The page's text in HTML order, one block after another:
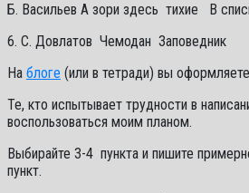
Б. Васильев А зори здесь тихие В
6. С. Довлатов Чемодан Заповедник
На блоге (или в тетради) вы
Те, кто испытывает трудности в
воспользоваться моим планом.
Выбирайте 3-4 пункта и пишите
пункт.